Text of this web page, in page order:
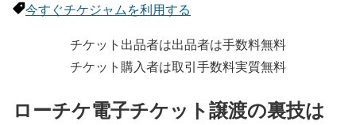
今すぐチケジャムを利用する
チケット出品者は出品者は手数料無料
チケット購入者は取引手数料実質無料
ローチケ電子チケット譲渡の裏技は